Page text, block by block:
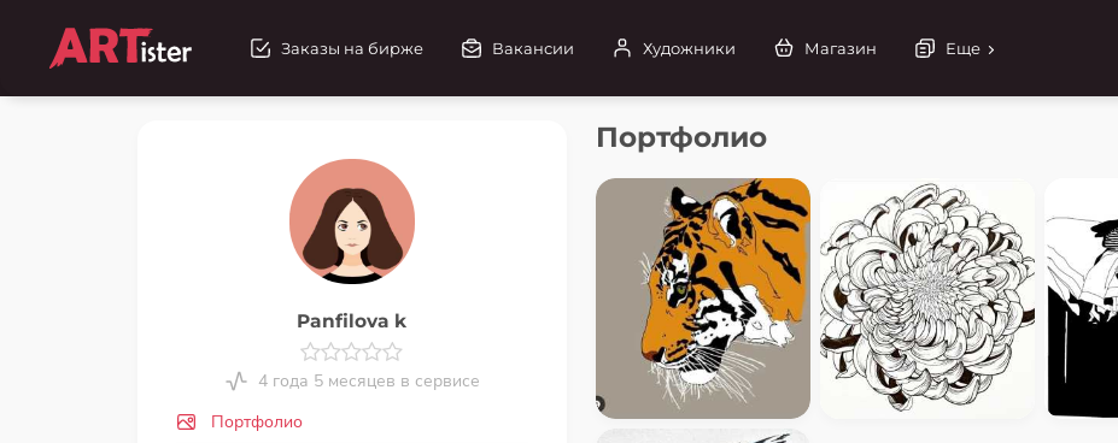
Заказы на бирже Вакансии Художники Магазин Еще
Panfilova k
4 года 5 месяцев в сервисе
Портфолио
Портфолио